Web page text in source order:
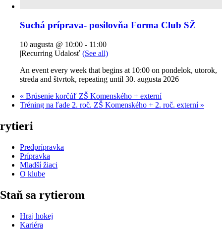
Suchá príprava- posilovňa Forma Club SŽ
10 augusta @ 10:00 - 11:00
|Recurring Udalosť (See all)
An event every week that begins at 10:00 on pondelok, utorok,
streda and štvrtok, repeating until 30. augusta 2026
« Brúsenie korčúľ ZŠ Komenského + externí
Tréning na ľade 2. roč. ZŠ Komenského + 2. roč. externí »
rytieri
Predprípravka
Prípravka
Mladší žiaci
O klube
Staň sa rytierom
Hraj hokej
Kariéra